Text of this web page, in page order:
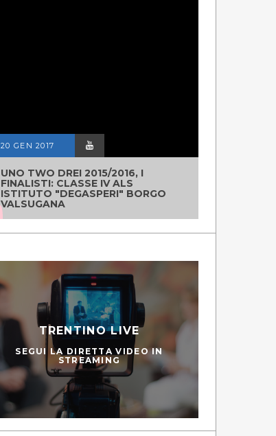
20 GEN 2017
UNO TWO DREI 2015/2016, I
FINALISTI: CLASSE IV ALS
ISTITUTO "DEGASPERI" BORGO
VALSUGANA
TRENTINO LIVE
SEGUI LA DIRETTA VIDEO IN
STREAMING